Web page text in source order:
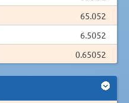
65.052
6.5052
0.65052